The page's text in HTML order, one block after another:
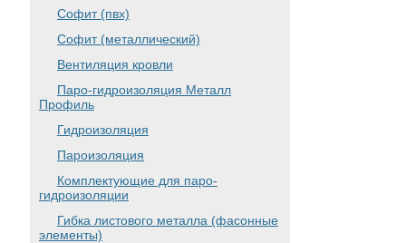
Софит (пвх)
Софит (металлический)
Вентиляция кровли
Паро-гидроизоляция Металл
Профиль
Гидроизоляция
Пароизоляция
Комплектующие для паро-
гидроизоляции
Гибка листового металла (фасонные
элементы)